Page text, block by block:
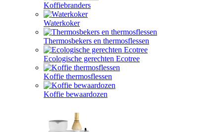
Koffiebranders
Waterkoker
Thermosbekers en thermosflessen
Ecologische gerechten Ecotree
Koffie thermosflessen
Koffie bewaardozen